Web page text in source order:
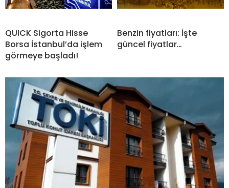
QUICK Sigorta Hisse
Borsa İstanbul’da işlem
görmeye başladı!
Benzin fiyatları: İşte
güncel fiyatlar…